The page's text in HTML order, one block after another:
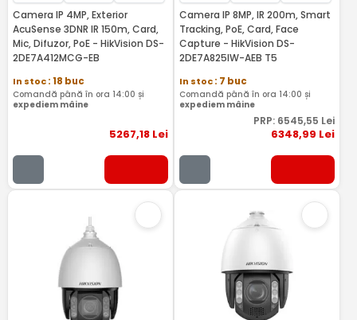
Camera IP 4MP, Exterior
AcuSense 3DNR IR 150m, Card,
Mic, Difuzor, PoE - HikVision DS-
2DE7A412MCG-EB
In stoc: 18 buc
Comandă până în ora 14:00 și
expediem mâine
5267,18Lei
Camera IP 8MP, IR 200m, Smart
Tracking, PoE, Card, Face
Capture - HikVision DS-
2DE7A825IW-AEB T5
In stoc: 7 buc
Comandă până în ora 14:00 și
expediem mâine
PRP: 6545,55 Lei
6348,99 Lei